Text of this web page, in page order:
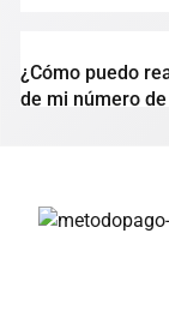
¿Cómo puedo
de mi número